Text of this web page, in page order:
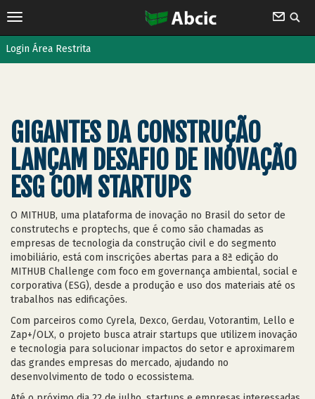
Login Área Restrita
GIGANTES DA CONSTRUÇÃO
LANÇAM DESAFIO DE INOVAÇÃO
ESG COM STARTUPS
O MITHUB, uma plataforma de inovação no Brasil do setor de
construtechs e proptechs, que é como são chamadas as
empresas de tecnologia da construção civil e do segmento
imobiliário, está com inscrições abertas para a 8ª edição do
MITHUB Challenge com foco em governança ambiental, social e
corporativa (ESG), desde a produção e uso dos materiais até os
trabalhos nas edificações.
Com parceiros como Cyrela, Dexco, Gerdau, Votorantim, Lello e
Zap+/OLX, o projeto busca atrair startups que utilizem inovação
e tecnologia para solucionar impactos do setor e aproximarem
das grandes empresas do mercado, ajudando no
desenvolvimento de todo o ecossistema.